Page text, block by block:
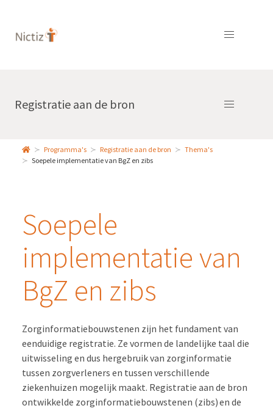
Registratie aan de bron
Programma's Registratie aan de bron
Thema's
Soepele implementatie van BgZ en zibs
Soepele
implementatie van
BgZ en zibs
Zorginformatiebouwstenen zijn het fundament van
eenduidige registratie. Ze vormen de landelijke taal die
uitwisseling en dus hergebruik van zorginformatie
tussen zorgverleners en tussen verschillende
ziekenhuizen mogelijk maakt. Registratie aan de bron
ontwikkelde zorginformatiebouwstenen (zibs) en de